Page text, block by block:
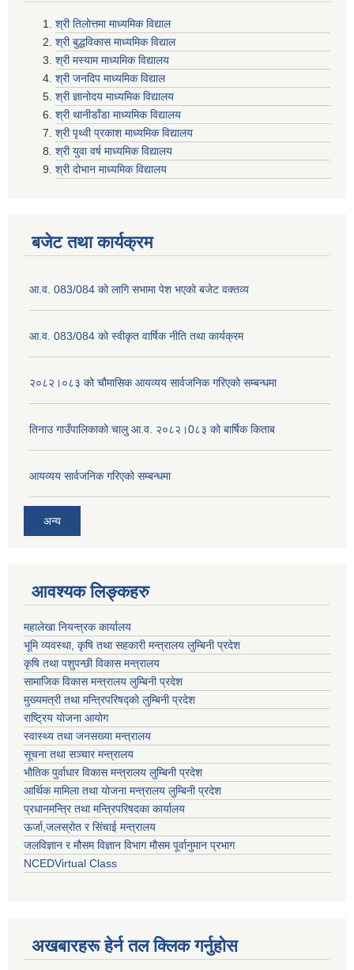
श्री तिलाेत्तमा माध्यमिक विद्याल
श्री बुद्धविकास माध्यमिक विद्याल
श्री मस्याम माध्यमिक विद्यालय
श्री जनदिप माध्यमिक विद्याल
श्री ज्ञानोदय माध्यमिक विद्यालय
श्री थानीडाँडा माध्यमिक विद्यालय
श्री पृथ्वी प्रकाश माध्यमिक विद्यालय
श्री युवा वर्ष माध्यमिक विद्यालय
श्री दोभान माध्यमिक विद्यालय
बजेट तथा कार्यक्रम
आ.व. 083/084 को लागि सभामा पेश भएको बजेट वक्तव्य
आ.व. 083/084 को स्वीकृत वार्षिक नीति तथा कार्यक्रम
२०८२।०८३ को चौमासिक आयव्यय सार्वजनिक गरिएको सम्बन्धमा
तिनाउ गाउँपालिकाको चालु आ.व. २०८२।0८३ को बार्षिक किताब
आयव्यय सार्वजनिक गरिएको सम्बन्धमा
अन्य
आवश्यक लिङ्कहरु
महालेखा नियन्त्रक कार्यालय
भूमि व्यवस्था, कृषि तथा सहकारी मन्त्रालय लुम्बिनी प्रदेश
कृषि तथा पशुपन्छी विकास मन्त्रालय
सामाजिक विकास मन्त्रालय लुम्बिनी प्रदेश
मुख्यमत्री तथा मन्त्रिपरिषद्काे लुम्बिनी प्रदेश
राष्ट्रिय योजना आयोग
स्वास्थ्य तथा जनसख्या मन्त्रालय
सूचना तथा सञ्चार मन्त्रालय
भाैतिक पुर्वाधार विकास मन्त्रालय लुम्बिनी प्रदेश
आर्थिक मामिला तथा योजना मन्त्रालय लुम्बिनी प्रदेश
प्रधानमन्त्रि तथा मन्त्रिपरिषदका कार्यालय
ऊर्जा,जलस्रोत र सिंचाई मन्त्रालय
जलविज्ञान र मौसम विज्ञान विभाग मौसम पूर्वानुमान प्रभाग
NCEDVirtual Class
अखबारहरू हेर्न तल क्लिक गर्नुहोस